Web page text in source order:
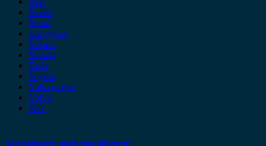
Skoda
Smart
ssangyong
Subaru
Suzuki
Tesla
Toyota
Volkswagen
Volvo
Xev
Δεν βρήκατε αυτό που ψάχνετε;